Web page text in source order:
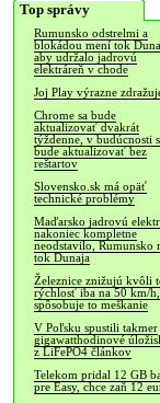
Top správy
Rumunsko odstrelmi a
blokádou mení tok
aby udržalo jadrovú
elektráreň v chode
Joj Play výrazne
Chrome sa bude
aktualizovať dvakrát
týždenne, v budúcnosti
bude aktualizovať bez
reštartov
Slovensko.sk má opäť
technické problémy
Maďarsko jadrovú
nakoniec kompletne
neodstavilo, Rumunsko
tok Dunaja
Železnice znižujú kvôli
rýchlosť iba na 50 km/h,
spôsobuje to meškanie
V Poľsku spustili takmer
gigawatthodinové
z LiFePO4 článkov
Telekom pridal 12 GB
pre Easy, chce zaň 12